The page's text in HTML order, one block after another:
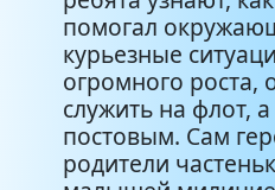
помогал
курьезные
огромного роста,
служить на флот,
постовым. Сам
родители